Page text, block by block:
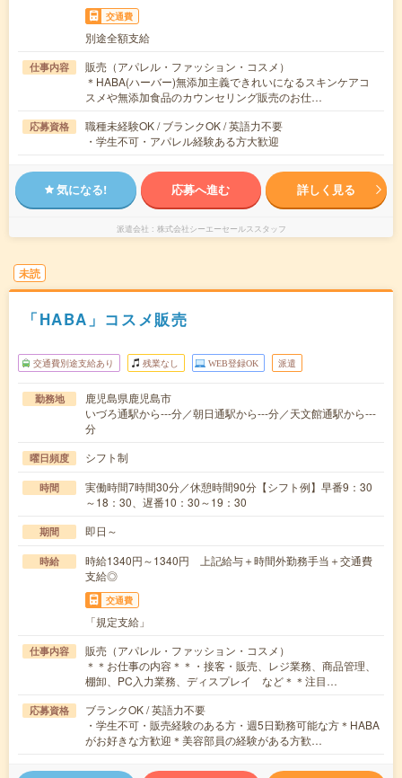
交通費
別途全額支給
仕事内容
販売（アパレル・ファッション・コスメ）
＊HABA(ハーバー)無添加主義できれいになるスキンケアコ
スメや無添加食品のカウンセリング販売のお仕…
応募資格
職種未経験OK / ブランクOK / 英語力不要
・学生不可・アパレル経験ある方大歓迎
気になる! 応募へ進む 詳しく見る
派遣会社 株式会社シーエーセールススタッフ
未読
「HABA」コスメ販売
交通費別途支給あり 残業なし WEB登録OK 派遣
勤務地
鹿児島県鹿児島市
いづろ通駅から---分／朝日通駅から---分／天文館通駅から---
分
曜日頻度 シフト制
時間
実働時間7時間30分／休憩時間90分【シフト例】早番9：30
～18：30、遅番10：30～19：30
期間 即日～
時給
時給1340円～1340円 上記給与＋時間外勤務手当＋交通費
支給◎
交通費
「規定支給」
仕事内容
販売（アパレル・ファッション・コスメ）
＊＊お仕事の内容＊＊・接客・販売、レジ業務、商品管理、
棚卸、PC入力業務、ディスプレイ など＊＊注目…
応募資格
ブランクOK / 英語力不要
・学生不可・販売経験のある方・週5日勤務可能な方＊HABA
がお好きな方歓迎＊美容部員の経験がある方歓…